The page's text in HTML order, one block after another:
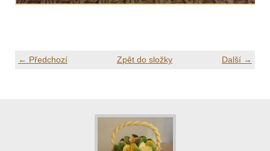
← Předchozí Další →
Zpět do složky